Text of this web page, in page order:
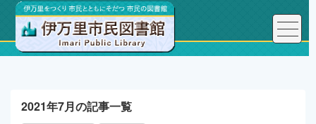
トップページ こんにちは、図書館長です！
2021年7月の記事一覧